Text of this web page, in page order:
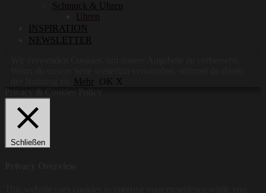
Schmuck & Uhren
Uhren
INSPIRATION
NEWSLETTER
Mehr
OK X
Privacy & Cookies Policy
Schließen